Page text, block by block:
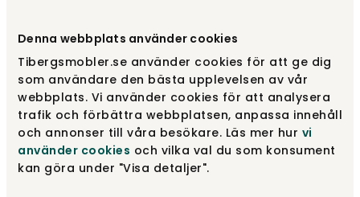
Denna webbplats använder cookies
Tibergsmobler.se använder cookies för att ge dig
som användare den bästa upplevelsen av vår
webbplats. Vi använder cookies för att analysera
trafik och förbättra webbplatsen, anpassa innehåll
och annonser till våra besökare. Läs mer hur vi
använder cookies och vilka val du som konsument
kan göra under "Visa detaljer".
Black
White 2 500 kr